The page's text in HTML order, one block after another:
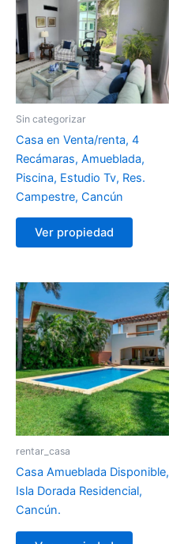
Sin categorizar
Casa en Venta/renta, 4
Recámaras, Amueblada,
Piscina, Estudio Tv, Res.
Campestre, Cancún
Ver propiedad
rentar_casa
Casa Amueblada Disponible,
Isla Dorada Residencial,
Cancún.